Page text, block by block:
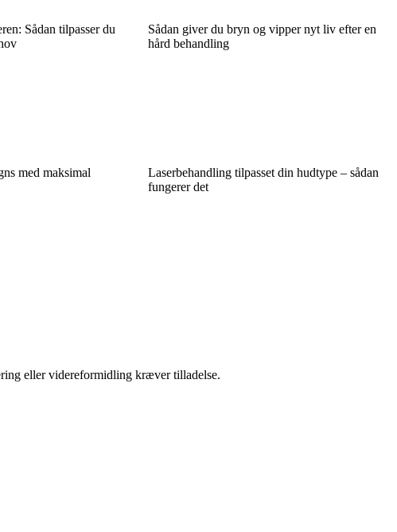
Sådan tilpasser du
Sådan giver du bryn og vipper nyt liv efter en
hård behandling
med maksimal
Laserbehandling tilpasset din hudtype – sådan
fungerer det
eller videreformidling kræver tilladelse.